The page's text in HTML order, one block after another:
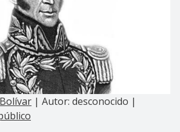
| Autor: desconocido |